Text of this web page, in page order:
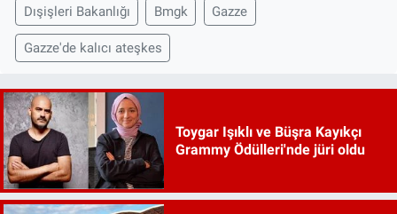
Dışişleri Bakanlığı Bmgk Gazze
Gazze'de kalıcı ateşkes
Toygar Işıklı ve Büşra Kayıkçı
Grammy Ödülleri'nde jüri oldu